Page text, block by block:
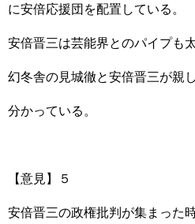
に安倍応援団を配置している。
安倍晋三は芸能界とのパイプも太
幻冬舎の見城徹と安倍晋三が親
分かっている。
【意見】５
安倍晋三の政権批判が集まった